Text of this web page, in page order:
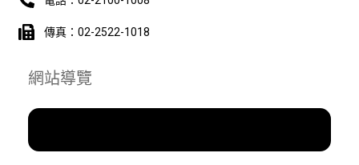
傳真：02-2522-1018
網站導覽